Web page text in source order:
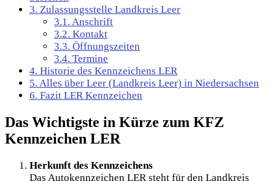
3. Zulassungsstelle Landkreis Leer
3.1. Anschrift
3.2. Kontakt
3.3. Öffnungszeiten
3.4. Termine
4. Historie des Kennzeichens LER
5. Alles über Leer (Landkreis Leer) in Niedersachsen
6. Fazit LER Kennzeichen
Das Wichtigste in Kürze zum KFZ
Kennzeichen LER
Herkunft des Kennzeichens
Das Autokennzeichen LER steht für den Landkreis